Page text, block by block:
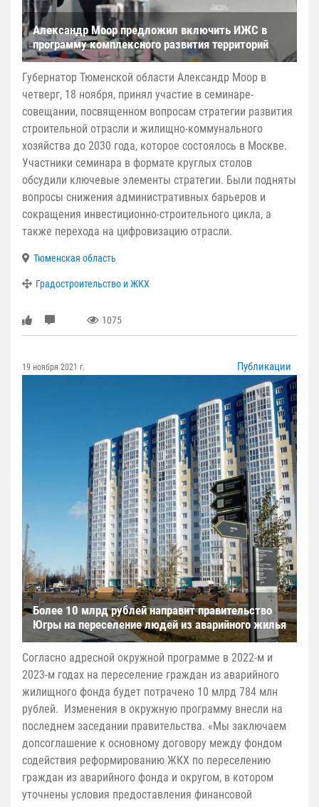
Александр Моор предложил включить ИЖС в
программу комплексного развития территорий
Губернатор Тюменской области Александр Моор в
четверг, 18 ноября, принял участие в семинаре-
совещании, посвященном вопросам стратегии развития
строительной отрасли и жилищно-коммунального
хозяйства до 2030 года, которое состоялось в Москве.
Участники семинара в формате круглых столов
обсудили ключевые элементы стратегии. Были подняты
вопросы снижения административных барьеров и
сокращения инвестиционно-строительного цикла, а
также перехода на цифровизацию отрасли.
Тюменская область
Градостроительство и ЖКХ
1075
19 ноября 2021 г. Публикации
Более 10 млрд рублей направит правительство
Югры на переселение людей из аварийного жилья
Согласно адресной окружной программе в 2022-м и
2023-м годах на переселение граждан из аварийного
жилищного фонда будет потрачено 10 млрд 784 млн
рублей. Изменения в окружную программу внесли на
последнем заседании правительства. «Мы заключаем
допсоглашение к основному договору между фондом
содействия реформированию ЖКХ по переселению
граждан из аварийного фонда и округом, в котором
уточнены условия предоставления финансовой